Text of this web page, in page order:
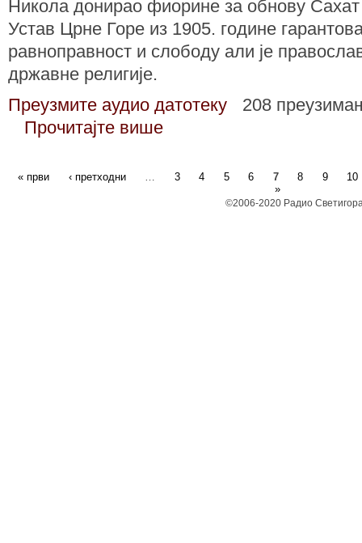
Никола донирао фиорине за обнову
Устав Црне Горе из 1905. године
равноправност и слободу али је
државне религије.
Преузмите аудио датотеку
208
Прочитајте више
« први ‹ претходни … 3 4 5 6 7 8 9
10
»
©2006-2020 Радио